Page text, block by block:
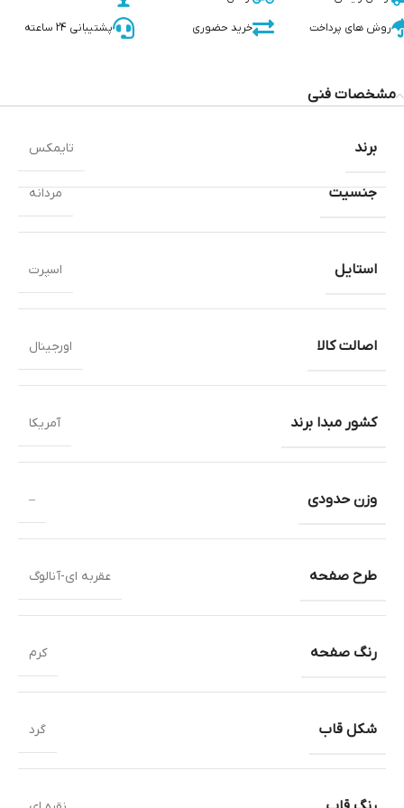
روش های پرداخت خرید حضوری پشتیبانی 24 ساعته
مشخصات فنی
جنسیت مردانه
استایل اسپرت
اصالت کالا اورجینال
کشور مبدا برند آمریکا
وزن حدودی –
طرح صفحه عقربه ای-آنالوگ
رنگ صفحه کرم
شکل قاب گرد
برند تایمکس